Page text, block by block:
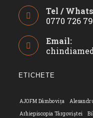
Tel /
0770 726
in
your
Email:
ETICHETE
AJOFM Dâmbovița
Arhiepiscopia Târgoviștei